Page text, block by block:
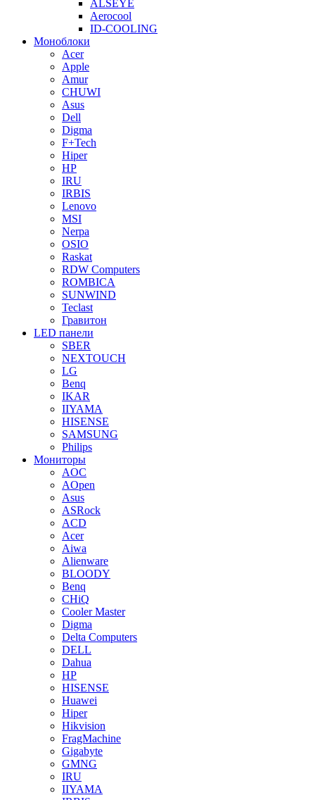
ALSEYE
Aerocool
ID-COOLING
Моноблоки
Acer
Apple
Amur
CHUWI
Asus
Dell
Digma
F+Tech
Hiper
HP
IRU
IRBIS
Lenovo
MSI
Nerpa
OSIO
Raskat
RDW Computers
ROMBICA
SUNWIND
Teclast
Гравитон
LED панели
SBER
NEXTOUCH
LG
Benq
IKAR
IIYAMA
HISENSE
SAMSUNG
Philips
Мониторы
AOC
AOpen
Asus
ASRock
ACD
Acer
Aiwa
Alienware
BLOODY
Benq
CHiQ
Cooler Master
Digma
Delta Computers
DELL
Dahua
HP
HISENSE
Huawei
Hiper
Hikvision
FragMachine
Gigabyte
GMNG
IRU
IIYAMA